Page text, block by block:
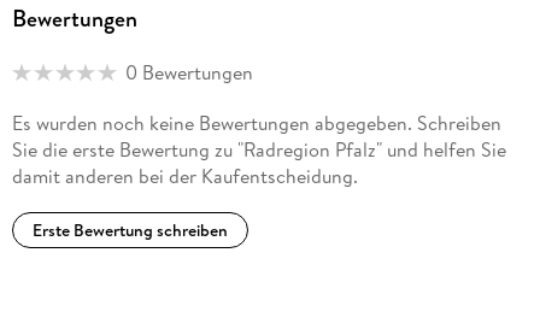
Bewertungen
0 Bewertungen
Es wurden noch keine Bewertungen abgegeben. Schreiben
Sie die erste Bewertung zu "Radregion Pfalz" und helfen Sie
damit anderen bei der Kaufentscheidung.
Erste Bewertung schreiben